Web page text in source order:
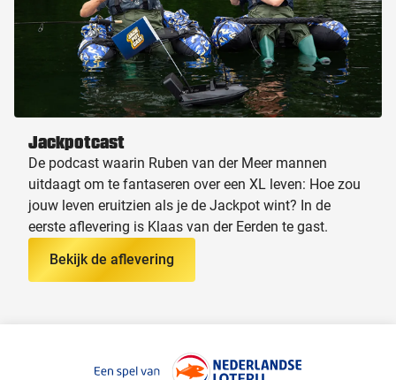
Jackpotcast
De podcast waarin Ruben van der Meer mannen
uitdaagt om te fantaseren over een XL leven: Hoe zou
jouw leven eruitzien als je de Jackpot wint? In de
eerste aflevering is Klaas van der Eerden te gast.
Bekijk de aflevering
Keurmerken van Nederlandse Loterij